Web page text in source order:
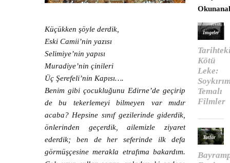
Küçükken şöyle derdik,
Eski Camii’nin yazısı
Selimiye’nin yapısı
Muradiye’nin çinileri
Üç Şerefeli’nin Kapısı….
Benim gibi çocukluğunu Edirne’de geçirip
de bu tekerlemeyi bilmeyen var mıdır
acaba? Hepsine sınıf gezilerinde giderdik,
önlerinden geçerdik, ailemizle ziyaret
ederdik; ben de her seferinde ilk defa
görmüşçesine merakla etrafıma bakardım.